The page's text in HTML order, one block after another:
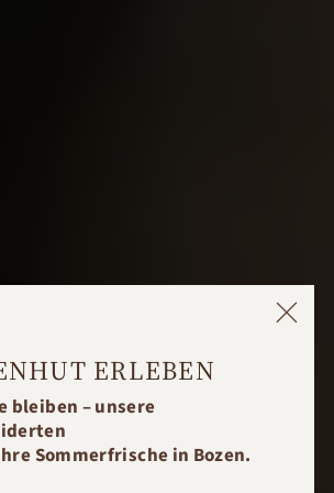
ERLEBEN
bleiben – unsere
Sommerfrische in Bozen.